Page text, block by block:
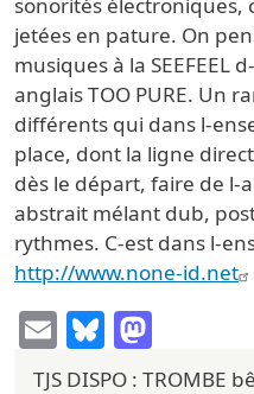
sonorités électroniques,
jetées en pature. On
musiques à la SEEFEEL
anglais TOO PURE. Un
différents qui dans l-
place, dont la ligne
dès le départ, faire de l-
abstrait mélant dub,
rythmes. C-est dans l-
http://www.none-id.net
EmailBluesky
TJS DISPO : TROMBE